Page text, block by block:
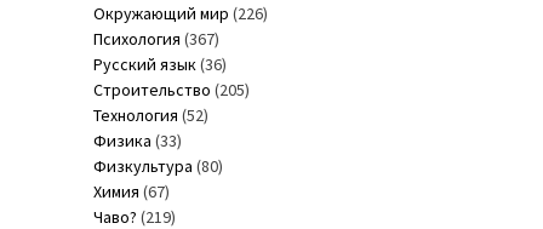
Окружающий мир (226)
Психология (367)
Русский язык(36)
Строительство (205)
Технология (52)
Физика (33)
Физкультура (80)
Химия (67)
Чаво? (219)